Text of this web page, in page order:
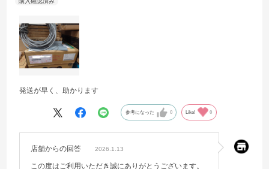
発送が早く、助かります
参考になった 0 Like! 0
店舗からの回答 2026.1.13
この度はご利用いただき誠にありがとうございます。